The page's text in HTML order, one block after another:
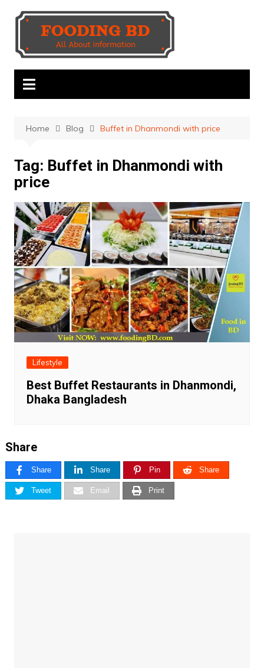
Home Blog Buffet in Dhanmondi with price
Tag: Buffet in Dhanmondi with
price
Lifestyle
Best Buffet Restaurants in Dhanmondi,
Dhaka Bangladesh
Share
Share Share Pin Share
Tweet Email Print